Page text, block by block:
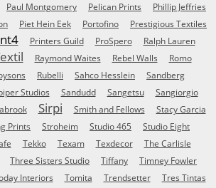
Paul Montgomery Pelican Prints
Phillip Jeffries
Piet Hein Eek Portofino
Prestigious Textiles
Printers Guild ProSpero Ralph Lauren
Raymond Waites Rebel Walls
Romo
Rubelli Sahco Hesslein Sandberg
Studios Sandudd Sangetsu
Sangiorgio
Sirpi Smith and Fellows
Stacy Garcia
Prints Stroheim Studio 465
Studio Eight
Tekko Texam Texdecor
The Carlisle
Three Sisters Studio Tiffany
Timney Fowler
Interiors Tomita Trendsetter
Tres Tintas